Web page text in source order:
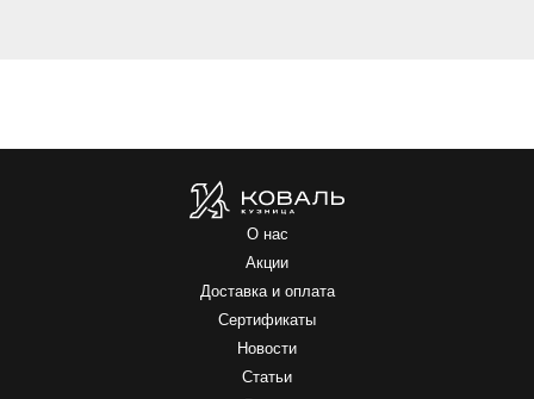
О нас
Акции
Доставка и оплата
Сертификаты
Новости
Статьи